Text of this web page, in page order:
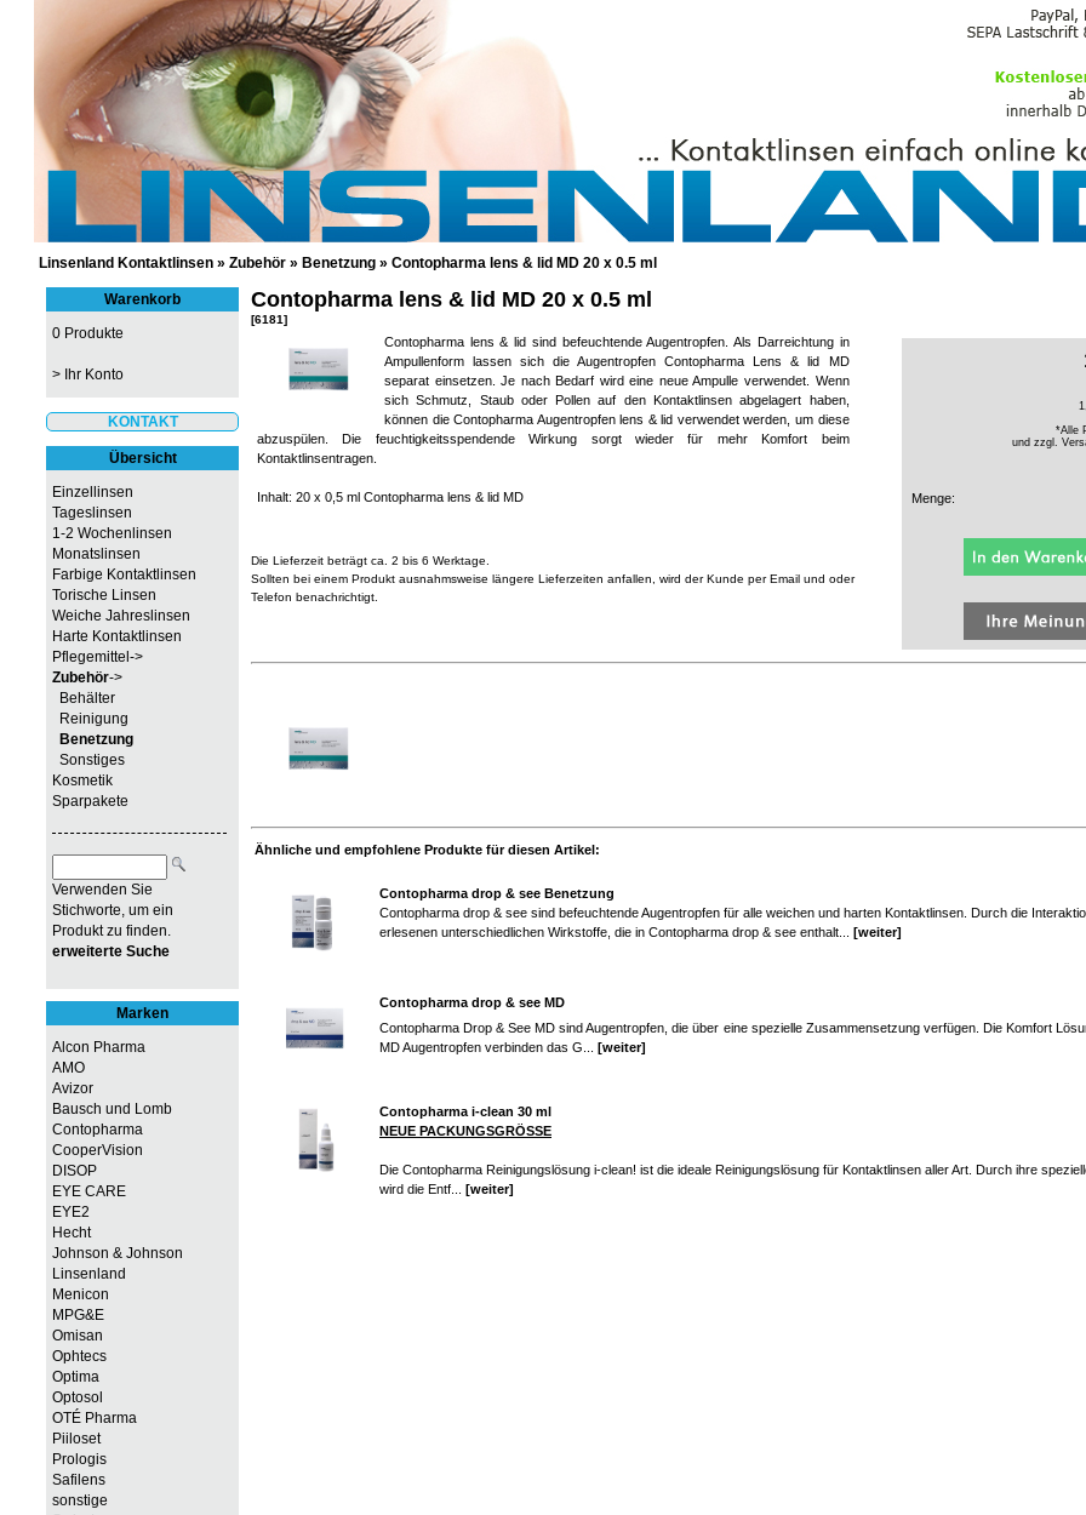
GÜNSTIGE KONTAKTLINSEN UND PFLEGEMITTEL
Linsenland Kontaktlinsen » Zubehör » Benetzung » Contopharma lens & lid MD 20 x 0.5 ml
Warenkorb
0 Produkte
> Ihr Konto
KONTAKT
Übersicht
Einzellinsen
Tageslinsen
1-2 Wochenlinsen
Monatslinsen
Farbige Kontaktlinsen
Torische Linsen
Weiche Jahreslinsen
Harte Kontaktlinsen
Pflegemittel->
Zubehör->
Behälter
Reinigung
Benetzung
Sonstiges
Kosmetik
Sparpakete
Verwenden Sie
Stichworte, um ein
Produkt zu finden.
erweiterte Suche
Marken
Alcon Pharma
AMO
Avizor
Bausch und Lomb
Contopharma
CooperVision
DISOP
EYE CARE
EYE2
Hecht
Johnson & Johnson
Linsenland
Menicon
MPG&E
Omisan
Ophtecs
Optima
Optosol
OTÉ Pharma
Piiloset
Prologis
Safilens
sonstige
Contopharma lens & lid MD 20 x 0.5 ml
[6181]
Contopharma lens & lid sind befeuchtende Augentropfen. Als Darreichtung in
Ampullenform lassen sich die Augentropfen Contopharma Lens & lid MD
separat einsetzen. Je nach Bedarf wird eine neue Ampulle verwendet. Wenn
sich Schmutz, Staub oder Pollen auf den Kontaktlinsen abgelagert haben,
können die Contopharma Augentropfen lens & lid verwendet werden, um diese
abzuspülen. Die feuchtigkeitsspendende Wirkung sorgt wieder für mehr Komfort beim
Kontaktlinsentragen.
Inhalt: 20 x 0,5 ml Contopharma lens & lid MD
Die Lieferzeit beträgt ca. 2 bis 6 Werktage.
Sollten bei einem Produkt ausnahmsweise längere Lieferzeiten anfallen, wird der Kunde per Email und oder
Telefon benachrichtigt.
*Alle
und zzgl.
Menge:
Ähnliche und empfohlene Produkte für diesen Artikel:
Contopharma drop & see Benetzung
Contopharma drop & see sind befeuchtende Augentropfen für alle weichen und harten Kontaktlinsen. Durch die
erlesenen unterschiedlichen Wirkstoffe, die in Contopharma drop & see enthalt... [weiter]
Contopharma drop & see MD
Contopharma Drop & See MD sind Augentropfen, die über eine spezielle Zusammensetzung verfügen. Die Komfort
MD Augentropfen verbinden das G... [weiter]
Contopharma i-clean 30 ml
NEUE PACKUNGSGRÖSSE
Die Contopharma Reinigungslösung i-clean! ist die ideale Reinigungslösung für Kontaktlinsen aller Art. Durch ihre
wird die Entf... [weiter]